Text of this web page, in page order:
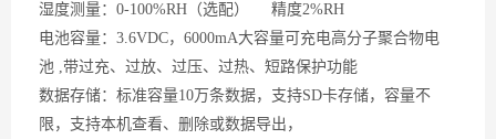
湿度测量： 0-100%RH（选配） 精度2%RH
电池容量： 3.6VDC，6000mA大容量可充电高分子聚合物电
池 ,带过充、过放、过压、过热、短路保护功能
数据存储：标准容量10万条数据，支持SD卡存储，容量不
限，支持本机查看、删除或数据导出，